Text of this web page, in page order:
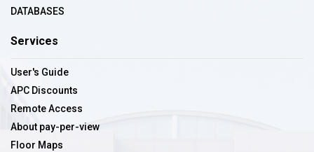
DATABASES
Services
User's Guide
APC Discounts
Remote Access
About pay-per-view
Floor Maps